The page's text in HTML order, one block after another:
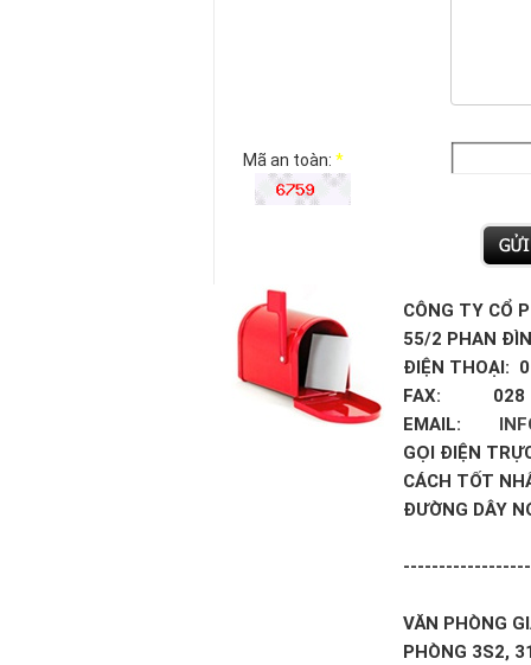
Mã an toàn: *
CÔNG TY CỔ
55/2 PHAN
ĐIỆN THOẠI:
FAX: 028
EMAIL:
GỌI ĐIỆN
CÁCH TỐT
ĐƯỜNG DÂY
VĂN PHÒNG
PHÒNG 3S2,